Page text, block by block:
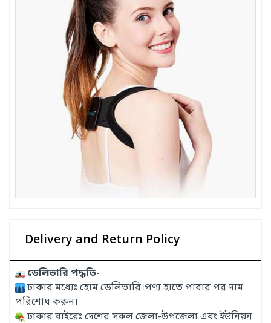
Delivery and Return Policy
ডেলিভারি পদ্ধতি-
ঢাকার মধ্যেঃ হোম ডেলিভারি।পণ্য হাতে পাবার পর দাম
পরিশোধ করুন।
ঢাকার বাইরেঃ দেশের সকল জেলা-উপজেলা এবং ইউনিয়ন